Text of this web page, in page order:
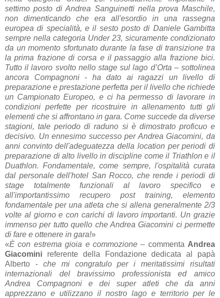
settimo posto di Andrea Sanguinetti nella prova Maschile,
non dimenticando che era all'esordio in una rassegna
europea di specialità, e il sesto posto di Daniele Gambitta
sempre nella categoria Under 23, sicuramente condizionato
da un momento sfortunato durante la fase di transizione tra
la prima frazione di corsa e il passaggio alla frazione bici.
Tutto il lavoro svolto nello stage sul lago d’Orta – sottolinea
ancora Compagnoni - ha dato ai ragazzi un livello di
preparazione e prestazione perfetta per il livello che richiede
un Campionato Europeo, e ci ha permesso di lavorare in
condizioni perfette per ricostruire in allenamento tutti gli
elementi che si affrontano in gara. Come succede da diverse
stagioni, tale periodo di raduno si è dimostrato proficuo e
decisivo. Un ennesimo successo per Andrea Giacomini, da
anni convinto dell'adeguatezza della location per periodi di
preparazione di alto livello in discipline come il Triathlon e il
Duathlon. Fondamentale, come sempre, l'ospitalità curata
dal personale dell'hotel San Rocco, che rende i periodi di
stage totalmente funzionali al lavoro specifico e
all'importantissimo recupero post training, elemento
fondamentale per una atleta che si allena generalmente 2/3
volte al giorno e con carichi di lavoro importanti. Un grazie
immenso per tutto quello che Andrea Giacomini ci permette
di fare e ottenere in gara!»
«È con estrema gioia e commozione– commenta Andrea
Giacomini referente della Fondazione dedicata al papà
Alberto - che mi congratulo per i meritatissimi risultati
internazionali del bravissimo professionista ed amico
Andrea Compagnoni e dei super atleti che da anni
apprezzano e utilizzano il nostro lago e territorio per le